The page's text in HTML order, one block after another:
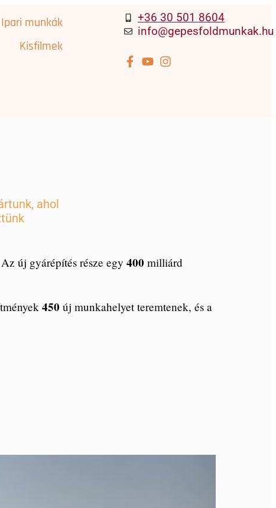
Ipari munkák
Kisfilmek
+36 30 501 8604
info@gepesfoldmunkak.hu
ahol
új gyárépítés része egy 400 milliárd
450 új munkahelyet teremtenek, és a